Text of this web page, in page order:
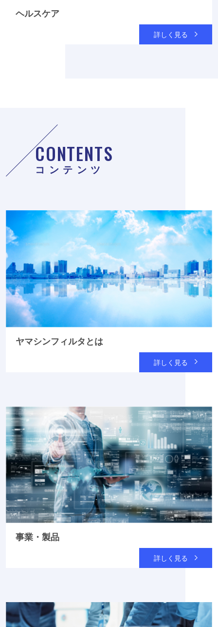
ヘルスケア
詳しく見る
CONTENTS
コンテンツ
ヤマシンフィルタとは
詳しく見る
事業・製品
詳しく見る